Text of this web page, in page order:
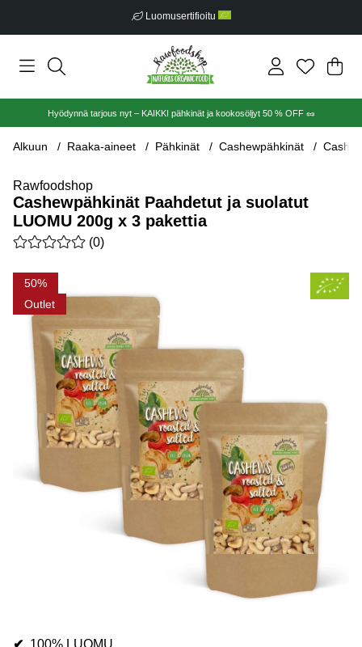
Luomusertifioitu
.
Hyödynnä tarjous nyt – KAIKKI pähkinät ja kookosöljyt 50 % OFF 🥜
Alkuun Raaka-aineet Pähkinät Cashewpähkinät
Rawfoodshop
Cashewpähkinät Paahdetut ja suolatut
LUOMU 200g x 3 pakettia
Keskiarvoluokitus 0 / 5 Arvioiden määrä 0
(0)
50
Outlet
Tuotekuvat Cashewpähkinät Paahdetut ja suolatut LUOMU
✔ 100% LUOMU